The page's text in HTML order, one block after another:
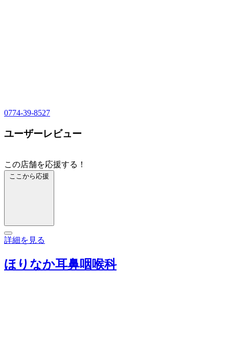
0774-39-8527
ユーザーレビュー
この店舗を応援する！
ここから応援
詳細を見る
ほりなか耳鼻咽喉科